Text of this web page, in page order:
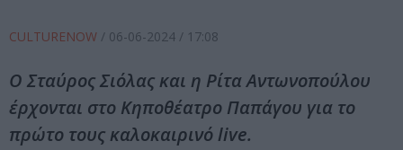
CULTURENOW / 06-06-2024 / 17:08
Ο Σταύρος Σιόλας και η Ρίτα Αντωνοπούλου
έρχονται στο Κηποθέατρο Παπάγου για το
πρώτο τους καλοκαιρινό live.